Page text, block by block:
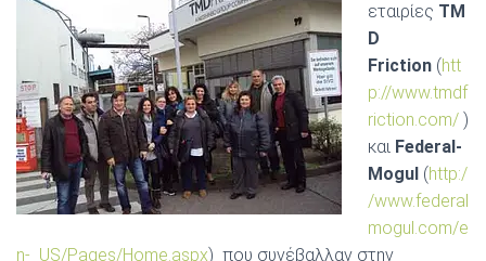
εταιρίες TM
D
Friction (htt
p://www.tmdf
riction.com/ )
και Federal-
Mogul (http:/
/www.federal
mogul.com/e
n- US/Pages/Home.aspx) που συνέβαλλαν στην